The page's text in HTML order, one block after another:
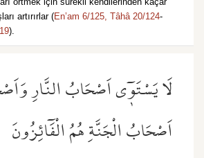
artırırlar (En’am 6/125, Tâhâ 20/124-
).
لَا يَسْتَو۪ٓي اَصْحَابُ النَّارِ
اَصْحَابُ الْجَنَّةِ هُمُ الْفَٓائِزُونَ